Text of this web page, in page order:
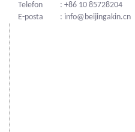
Telefon
: +86 10 85728204
E-posta
: info@beijingakin.cn